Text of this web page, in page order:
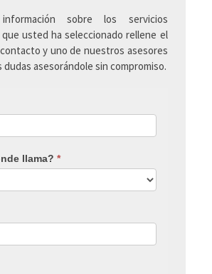
sobre los servicios
usted ha seleccionado rellene el
y uno de nuestros asesores
asesorándole sin compromiso.
llama?*